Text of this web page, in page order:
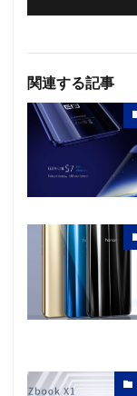
関連する記事